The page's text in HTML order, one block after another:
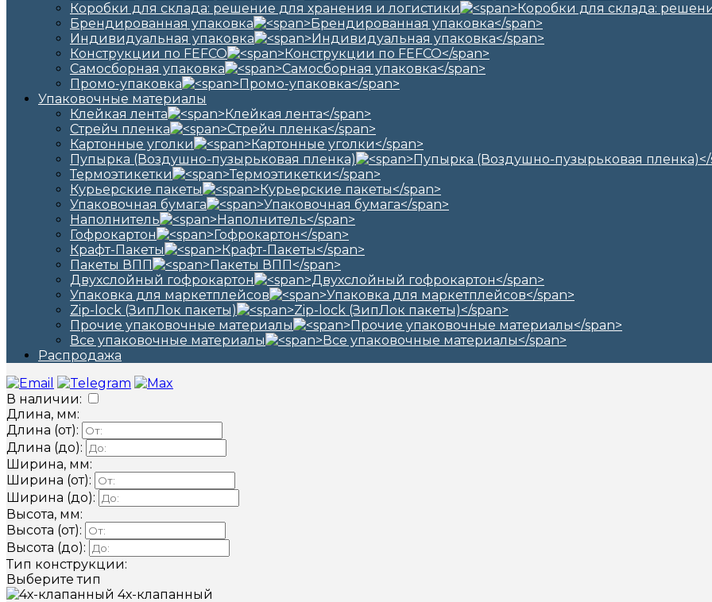
Коробки для склада: решение для хранения и логистики
Брендированная упаковка
Индивидуальная упаковка
Конструкции по FEFCO
Самосборная упаковка
Промо-упаковка
Упаковочные материалы
Клейкая лента
Стрейч пленка
Картонные уголки
Пупырка (Воздушно-пузырьковая пленка)
Термоэтикетки
Курьерские пакеты
Упаковочная бумага
Наполнитель
Гофрокартон
Крафт-Пакеты
Пакеты ВПП
Двухслойный гофрокартон
Упаковка для маркетплейсов
Zip-lock (ЗипЛок пакеты)
Прочие упаковочные материалы
Все упаковочные материалы
Распродажа
В наличии:
Длина, мм:
Длина (от):
Длина (до):
Ширина, мм:
Ширина (от):
Ширина (до):
Высота, мм:
Высота (от):
Высота (до):
Тип конструкции:
Выберите тип
4х-клапанный